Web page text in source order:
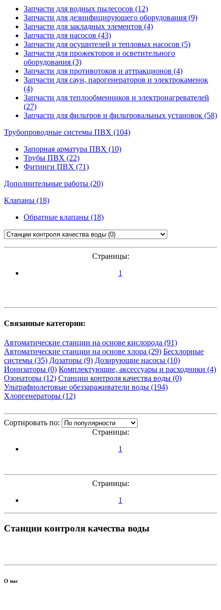
Запчасти для водных пылесосов (12)
Запчасти для дезинфицирующего оборудования (9)
Запчасти для закладных элементов (4)
Запчасти для насосов (43)
Запчасти для осушителей и тепловых насосов (5)
Запчасти для прожекторов и осветительного
оборудования (3)
Запчасти для противотоков и аттракционов (4)
Запчасти для саун, парогенераторов и электрокаменок
(4)
Запчасти для теплообменников и электронагревателей
(27)
Запчасти для фильтров и фильтровальных установок (58)
Трубопроводные системы ПВХ (104)
Запорная арматура ПВХ (10)
Трубы ПВХ (22)
Фитинги ПВХ (71)
Дополнительные работы (20)
Клапаны (18)
Обратные клапаны (18)
Страницы:
1
Связанные категории:
Автоматические станции на основе кислорода (91)
Автоматические станции на основе хлора (29) Бесхлорные
системы (35) Дозаторы (9) Дозирующие насосы (10)
Ионизаторы (0) Комплектующие, аксессуары и расходники (4)
Озонаторы (12) Станции контроля качества воды (0)
Ультрафиолетовые обеззараживатели воды (194)
Хлоргенераторы (12)
Сортировать по:
Страницы:
1
Страницы:
1
Станции контроля качества воды
О нас